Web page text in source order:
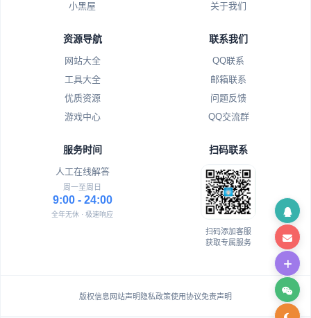
小黑屋
关于我们
资源导航
网站大全
工具大全
优质资源
游戏中心
联系我们
QQ联系
邮箱联系
问题反馈
QQ交流群
服务时间
人工在线解答
周一至周日
9:00 - 24:00
全年无休 · 极速响应
扫码联系
扫码添加客服
获取专属服务
版权信息网站声明 隐私政策使用协议免责声明